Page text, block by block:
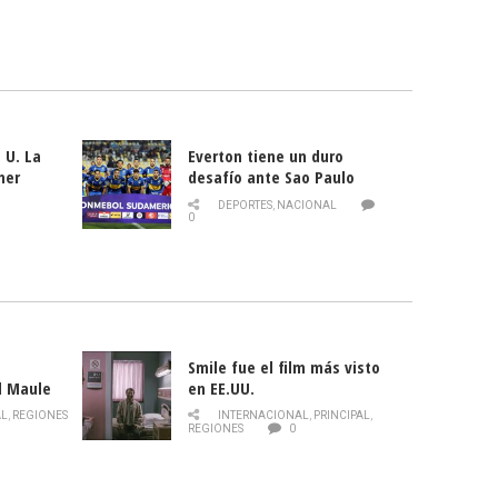
La
Everton tiene un duro
desafío ante Sao Paulo
DEPORTES, NACIONAL
0
Maule
de la
, REGIONES
Smile fue el film más visto
en EE.UU.
INTERNACIONAL, PRINCIPAL,
REGIONES
0